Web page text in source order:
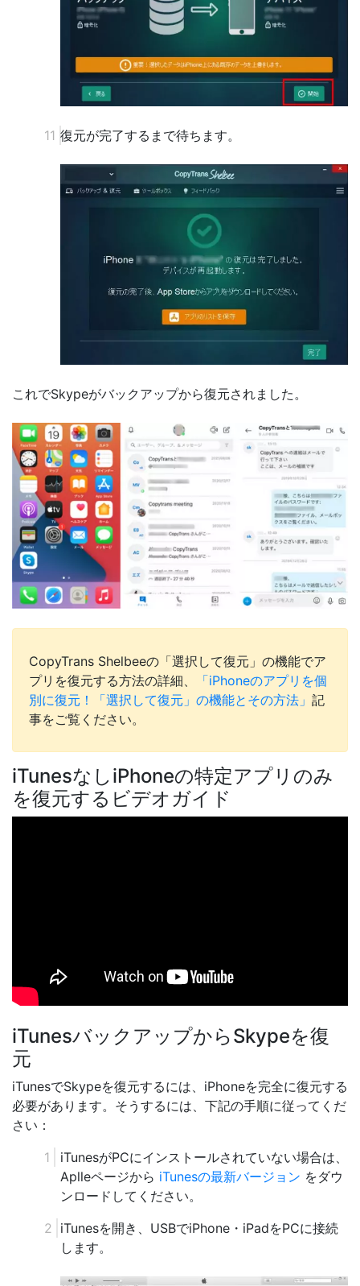
復元が完了するまで待ちます。
これでSkypeがバックアップから復元されました。
CopyTrans Shelbeeの「選択して復元」の機能でア
プリを復元する方法の詳細、
「iPhoneのアプリを個
別に復元！「選択して復元」の機能とその方法」 記
事をご覧ください。
iTunesなしiPhoneの特定アプリのみ
を復元するビデオガイド
iTunesバックアップからSkypeを復
元
iTunesでSkypeを復元するには、iPhoneを完全に復元する
必要があります。そうするには、下記の手順に従ってくだ
さい：
iTunesがPCにインストールされていない場合は、
Aplleページから iTunesの最新バージョン をダウ
ンロードしてください。
iTunesを開き、USBでiPhone・iPadをPCに接続
します。